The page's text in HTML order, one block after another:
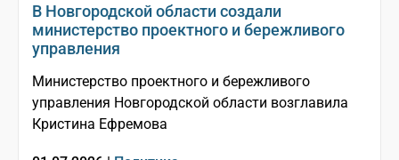
В Новгородской области создали
министерство проектного и бережливого
управления
Министерство проектного и бережливого
управления Новгородской области возглавила
Кристина Ефремова